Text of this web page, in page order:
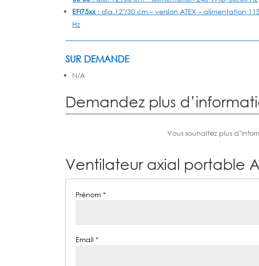
EFI75xx: dia.12″/30 cm – version ATEX – alimentation
Hz
SUR DEMANDE
N/A
Demandez plus
Vous souhaitez plus
Ventilateur axial portable
Prénom *
Email *